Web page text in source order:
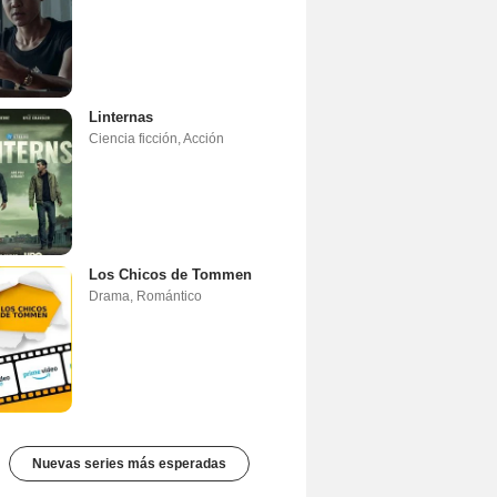
Linternas
Ciencia ficción,Acción
Los Chicos de Tommen
Drama, Romántico
Nuevas series más esperadas